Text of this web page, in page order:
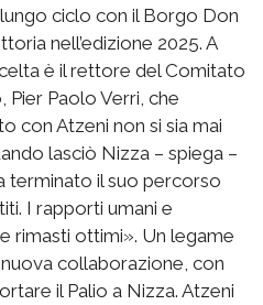
ciclo con il Borgo Don
nell’edizione 2025. A
è il rettore del Comitato
Paolo Verri, che
con Atzeni non si sia mai
lasciò Nizza – spiega –
terminato il suo percorso
I rapporti umani e
rimasti ottimi». Un legame
collaborazione, con
il Palio a Nizza. Atzeni